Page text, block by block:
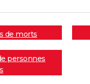
de morts
personnes